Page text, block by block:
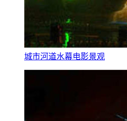
城市河道水幕电影景观